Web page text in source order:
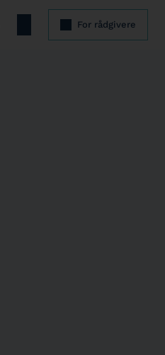
For rådgivere